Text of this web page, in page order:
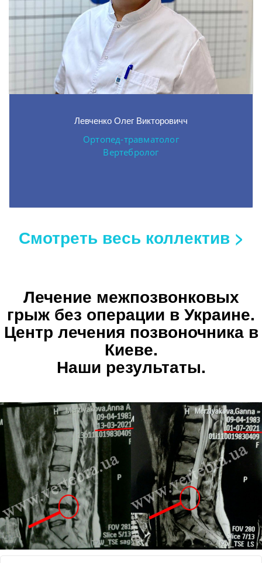
Левченко Олег Викторовичч
Ортопед-травматолог
Вертебролог
Смотреть весь коллектив >
Лечение межпозвонковых
грыж без операции в Украине.
Центр лечения позвоночника в
Киеве.
Наши результаты.